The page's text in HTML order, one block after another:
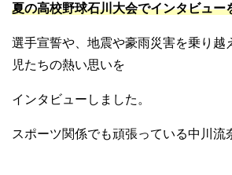
夏の高校野球石川大会でインタビュー
選手宣誓や、地震や豪雨災害を乗り越
児たちの熱い思いを
インタビューしました。
スポーツ関係でも頑張っている中川流